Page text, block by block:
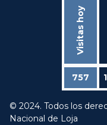
Visitas hoy
757
© 2024. Todos los
Nacional de Loja